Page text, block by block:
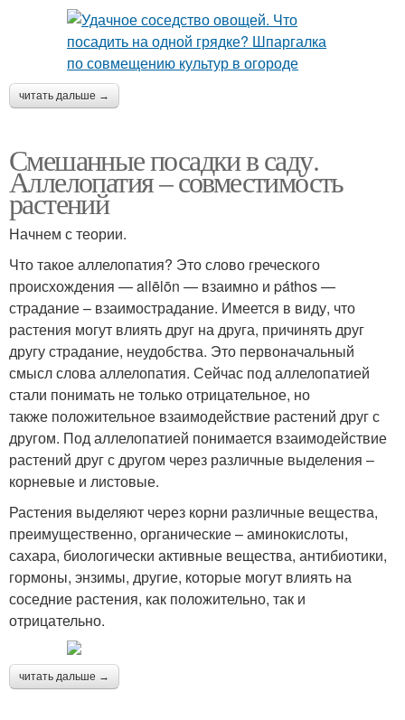
читать дальше →
Смешанные посадки в саду.
Аллелопатия – совместимость
растений
Начнем с теории.
Что такое аллелопатия? Это слово греческого
происхождения — allēlōn — взаимно и páthos —
страдание – взаимострадание. Имеется в виду, что
растения могут влиять друг на друга, причинять друг
другу страдание, неудобства. Это первоначальный
смысл слова аллелопатия. Сейчас под аллелопатией
стали понимать не только отрицательное, но
также положительное взаимодействие растений друг с
другом. Под аллелопатией понимается взаимодействие
растений друг с другом через различные выделения –
корневые и листовые.
Растения выделяют через корни различные вещества,
преимущественно, органические – аминокислоты,
сахара, биологически активные вещества, антибиотики,
гормоны, энзимы, другие, которые могут влиять на
соседние растения, как положительно, так и
отрицательно.
читать дальше →